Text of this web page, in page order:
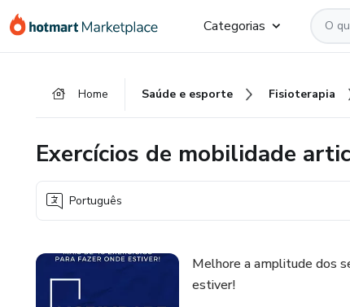
para
para
para
Categorias
Home Saúde e esporte Fisioterapia
Exercícios de mobilidade
Português
Melhore a amplitude dos
estiver!